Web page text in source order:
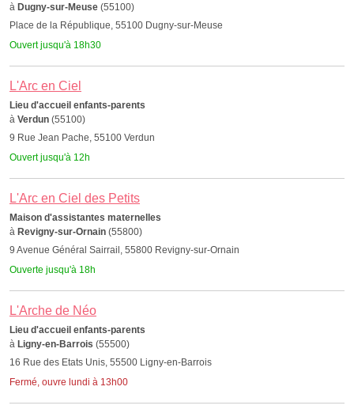
à Dugny-sur-Meuse (55100)
Place de la République, 55100 Dugny-sur-Meuse
Ouvert jusqu'à 18h30
L'Arc en Ciel
Lieu d'accueil enfants-parents
à Verdun (55100)
9 Rue Jean Pache, 55100 Verdun
Ouvert jusqu'à 12h
L'Arc en Ciel des Petits
Maison d'assistantes maternelles
à Revigny-sur-Ornain (55800)
9 Avenue Général Sairrail, 55800 Revigny-sur-Ornain
Ouverte jusqu'à 18h
L'Arche de Néo
Lieu d'accueil enfants-parents
à Ligny-en-Barrois (55500)
16 Rue des Etats Unis, 55500 Ligny-en-Barrois
Fermé, ouvre lundi à 13h00